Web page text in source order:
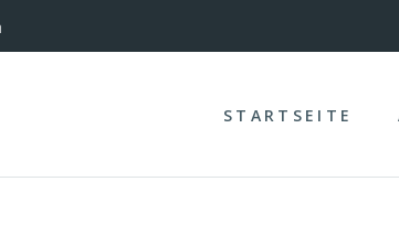
STARTSEITE